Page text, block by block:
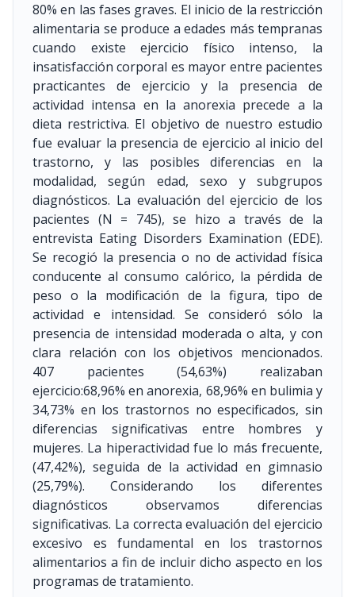
80% en las fases graves. El inicio de la restricción
alimentaria se produce a edades más tempranas
cuando existe ejercicio físico intenso, la
insatisfacción corporal es mayor entre pacientes
practicantes de ejercicio y la presencia de
actividad intensa en la anorexia precede a la
dieta restrictiva. El objetivo de nuestro estudio
fue evaluar la presencia de ejercicio al inicio del
trastorno, y las posibles diferencias en la
modalidad, según edad, sexo y subgrupos
diagnósticos. La evaluación del ejercicio de los
pacientes (N = 745), se hizo a través de la
entrevista Eating Disorders Examination (EDE).
Se recogió la presencia o no de actividad física
conducente al consumo calórico, la pérdida de
peso o la modificación de la figura, tipo de
actividad e intensidad. Se consideró sólo la
presencia de intensidad moderada o alta, y con
clara relación con los objetivos mencionados.
407 pacientes (54,63%) realizaban
ejercicio:68,96% en anorexia, 68,96% en bulimia y
34,73% en los trastornos no especificados, sin
diferencias significativas entre hombres y
mujeres. La hiperactividad fue lo más frecuente,
(47,42%), seguida de la actividad en gimnasio
(25,79%). Considerando los diferentes
diagnósticos observamos diferencias
significativas. La correcta evaluación del ejercicio
excesivo es fundamental en los trastornos
alimentarios a fin de incluir dicho aspecto en los
programas de tratamiento.